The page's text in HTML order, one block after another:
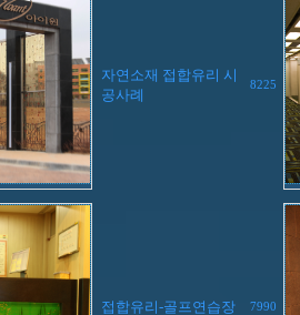
자연소재 접합유리 시
공사례
8225
접합유리-골프연습장 7990